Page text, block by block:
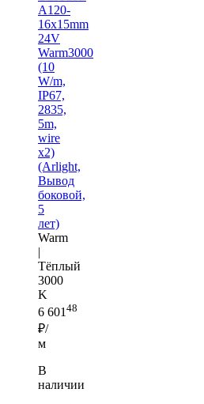
A120-
16x15mm
24V
Warm3000
(10
W/m,
IP67,
2835,
5m,
wire
x2)
(Arlight,
Вывод
боковой,
5
лет)
Warm
|
Тёплый
3000
K
6 601 48
₽/
м
В
наличии